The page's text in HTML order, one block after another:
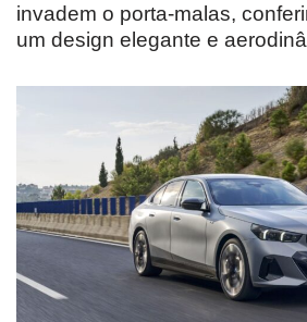
invadem o porta-malas,
um design elegante e